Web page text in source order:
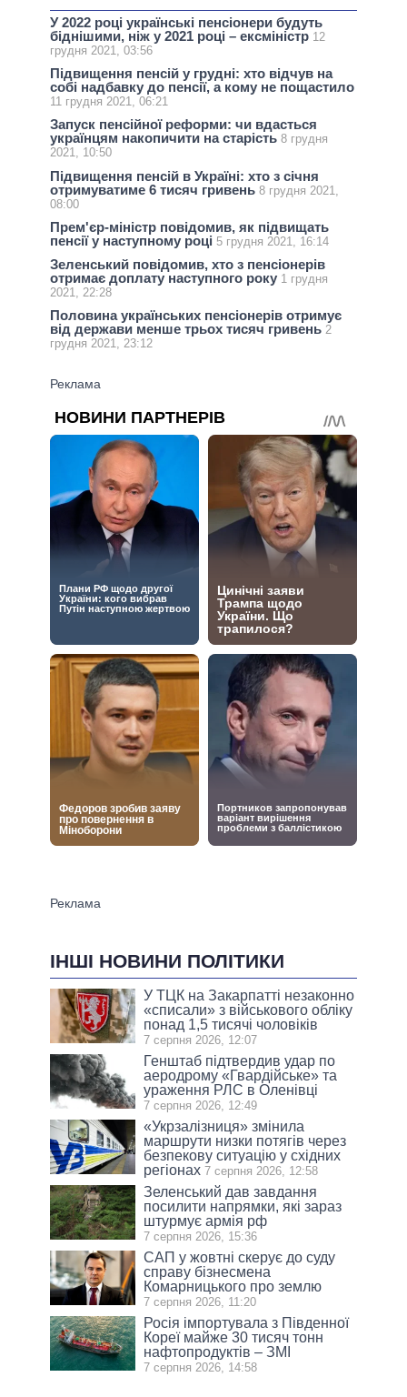
У 2022 році українські пенсіонери будуть
біднішими, ніж у 2021 році – ексміністр 12
грудня 2021, 03:56
Підвищення пенсій у грудні: хто відчув на
собі надбавку до пенсії, а кому не пощастило
11 грудня 2021, 06:21
Запуск пенсійної реформи: чи вдасться
українцям накопичити на старість 8 грудня
2021, 10:50
Підвищення пенсій в Україні: хто з січня
отримуватиме 6 тисяч гривень 8 грудня 2021,
08:00
Прем'єр-міністр повідомив, як підвищать
пенсії у наступному році 5 грудня 2021, 16:14
Зеленський повідомив, хто з пенсіонерів
отримає доплату наступного року 1 грудня
2021, 22:28
Половина українських пенсіонерів отримує
від держави менше трьох тисяч гривень 2
грудня 2021, 23:12
ІНШІ НОВИНИ ПОЛІТИКИ
У ТЦК на Закарпатті незаконно
«списали» з військового обліку
понад 1,5 тисячі чоловіків
7 серпня 2026, 12:07
Генштаб підтвердив удар по
аеродрому «Гвардійське» та
ураження РЛС в Оленівці
7 серпня 2026, 12:49
«Укрзалізниця» змінила
маршрути низки потягів через
безпекову ситуацію у східних
регіонах 7 серпня 2026, 12:58
Зеленський дав завдання
посилити напрямки, які зараз
штурмує армія рф
7 серпня 2026, 15:36
САП у жовтні скерує до суду
справу бізнесмена
Комарницького про землю
7 серпня 2026, 11:20
Росія імпортувала з Південної
Кореї майже 30 тисяч тонн
нафтопродуктів – ЗМІ
7 серпня 2026, 14:58